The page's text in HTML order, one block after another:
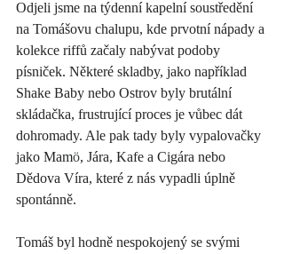
Odjeli jsme na týdenní kapelní soustředění
na Tomášovu chalupu, kde prvotní nápady a
kolekce riffů začaly nabývat podoby
písniček. Některé skladby, jako například
Shake Baby nebo Ostrov byly brutální
skládačka, frustrující proces je vůbec dát
dohromady. Ale pak tady byly vypalovačky
jako Mamö, Jára, Kafe a Cigára nebo
Dědova Víra, které z nás vypadli úplně
spontánně.
Tomáš byl hodně nespokojený se svými